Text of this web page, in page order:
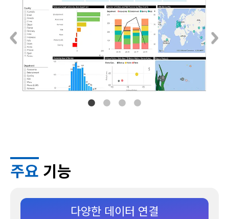
주요 기능
다양한 데이터 연결